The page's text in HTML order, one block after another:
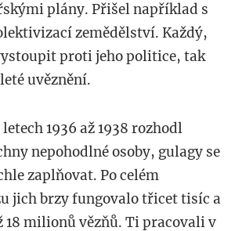
plány. Přišel například s
zemědělství. Každý,
proti jeho politice, tak
uvěznění.
1936 až 1938 rozhodl
nepohodlné osoby, gulagy se
zaplňovat. Po celém
jich brzy fungovalo třicet tisíc a
18 milionů vězňů. Ti pracovali v